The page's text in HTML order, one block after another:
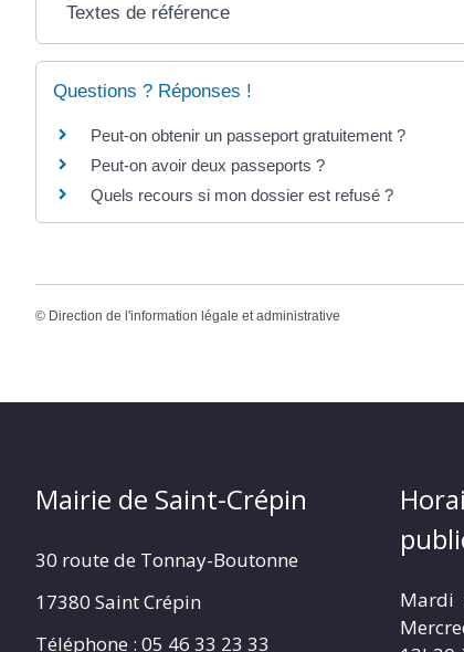
Textes de référence
Questions ? Réponses !
Peut-on obtenir un passeport gratuitement ?
Peut-on avoir deux passeports ?
Quels recours si mon dossier est refusé ?
© Direction de l'information légale et administrative
Mairie de Saint-Crépin
30 route de Tonnay-Boutonne
17380 Saint Crépin
Téléphone : 05 46 33 23 33
Mardi